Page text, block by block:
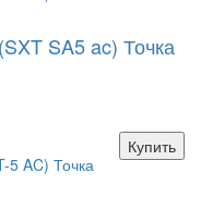
SA5 ac) Точка
Купить